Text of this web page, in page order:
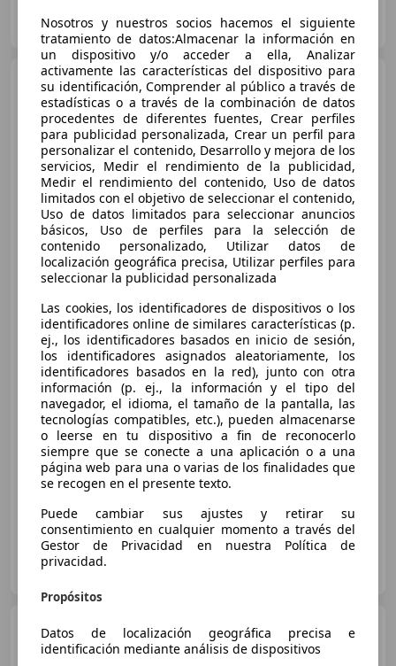
ES-08015 Barcelona
Honda NC 750Nc 750 x
DCT
€ 6.800
08/2021 18.470 km Gasolina 43 kW (58 CV)
Particular
ES-46009 València
Honda NC 750NC 750XA
Nosotros y nuestros socios hacemos el siguiente
tratamiento de datos:Almacenar la información en
un dispositivo y/o acceder a ella, Analizar
activamente las características del dispositivo para
su identificación, Comprender al público a través de
estadísticas o a través de la combinación de datos
procedentes de diferentes fuentes, Crear perfiles
para publicidad personalizada, Crear un perfil para
personalizar el contenido, Desarrollo y mejora de los
servicios, Medir el rendimiento de la publicidad,
Medir el rendimiento del contenido, Uso de datos
limitados con el objetivo de seleccionar el contenido,
Uso de datos limitados para seleccionar anuncios
básicos, Uso de perfiles para la selección de
contenido personalizado, Utilizar datos de
localización geográfica precisa, Utilizar perfiles para
seleccionar la publicidad personalizada
Las cookies, los identificadores de dispositivos o los
identificadores online de similares características (p.
ej., los identificadores basados en inicio de sesión,
los identificadores asignados aleatoriamente, los
identificadores basados en la red), junto con otra
información (p. ej., la información y el tipo del
navegador, el idioma, el tamaño de la pantalla, las
tecnologías compatibles, etc.), pueden almacenarse
o leerse en tu dispositivo a fin de reconocerlo
siempre que se conecte a una aplicación o a una
página web para una o varias de los finalidades que
se recogen en el presente texto.
Puede cambiar sus ajustes y retirar su
consentimiento en cualquier momento a través del
Gestor de Privacidad en nuestra Política de
privacidad.
Propósitos
Datos de localización geográfica precisa e
identificación mediante análisis de dispositivos